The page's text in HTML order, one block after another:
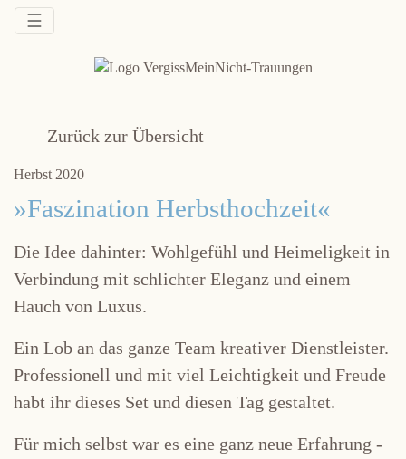
☰
Zurück zur Übersicht
Herbst 2020
»Faszination Herbsthochzeit«
Die Idee dahinter: Wohlgefühl und Heimeligkeit in
Verbindung mit schlichter Eleganz und einem
Hauch von Luxus.
Ein Lob an das ganze Team kreativer Dienstleister.
Professionell und mit viel Leichtigkeit und Freude
habt ihr dieses Set und diesen Tag gestaltet.
Für mich selbst war es eine ganz neue Erfahrung -